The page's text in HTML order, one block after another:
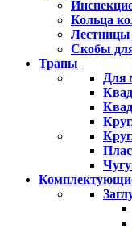
Кольца
Лестницы
Скобы
Трапы
Для